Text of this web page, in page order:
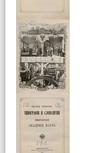
Basic panel example